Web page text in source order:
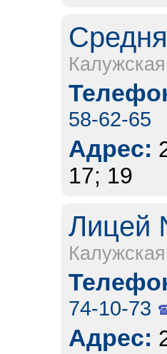
58-62-65
Адрес:
17; 19
Лицей
74-10-73
Адрес: